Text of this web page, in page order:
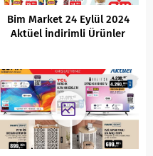
Bim Market 24 Eylül 2024
Aktüel İndirimli Ürünler